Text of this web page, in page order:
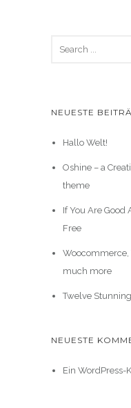
NEUESTE
Hallo Welt!
Oshine – a
theme
If You Are Good
Free
Woocommerce,
much more
Twelve
NEUESTE
Ein WordPress-